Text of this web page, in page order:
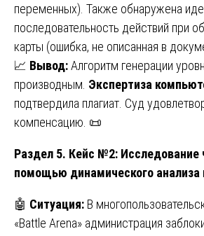
переменных). Также обнаружена
последовательность действий при
карты (ошибка, не описанная в
📈 Вывод:Алгоритм генерации
производным. Экспертиза
подтвердила плагиат. Суд
компенсацию. 📜
Раздел 5. Кейс №2: Исследование
помощью динамического анализа
🤖 Ситуация: В
«Battle Arena» администрация